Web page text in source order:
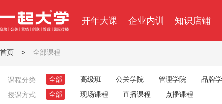
开年大课 企业内训 知识店铺
首页 > 全部课程
课程分类 全部 高级班 公关学院 管理学院
品牌
授课方式
全部 现场课程 直播课程
点播课程